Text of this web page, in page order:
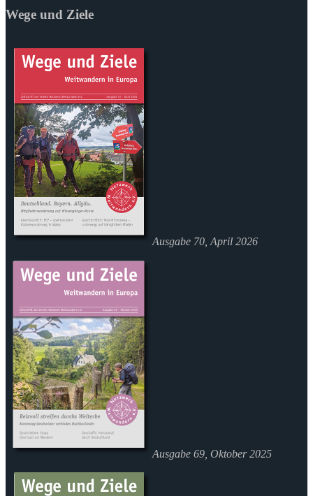
Wege und Ziele
Ausgabe 70, April 2026
Ausgabe 69, Oktober 2025